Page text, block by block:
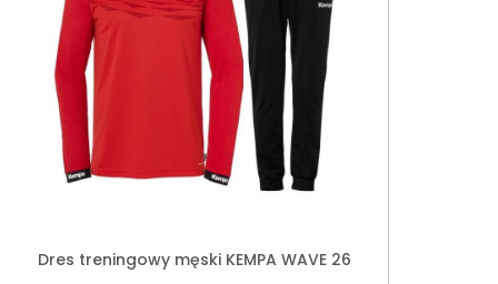
Dres treningowy męski KEMPA WAVE 26